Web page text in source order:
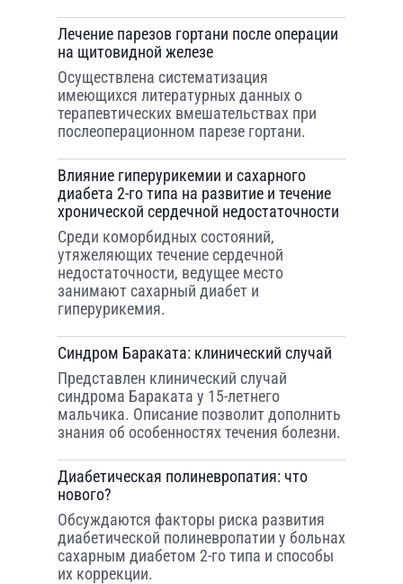
Лечение парезов гортани после операции
на щитовидной железе
Осуществлена систематизация
имеющихся литературных данных о
терапевтических вмешательствах при
послеоперационном парезе гортани.
Влияние гиперурикемии и сахарного
диабета 2-го типа на развитие и течение
хронической сердечной недостаточности
Среди коморбидных состояний,
утяжеляющих течение сердечной
недостаточности, ведущее место
занимают сахарный диабет и
гиперурикемия.
Синдром Бараката: клинический случай
Представлен клинический случай
синдрома Бараката у 15-летнего
мальчика. Описание позволит дополнить
знания об особенностях течения болезни.
Диабетическая полиневропатия: что
нового?
Обсуждаются факторы риска развития
диабетической полиневропатии у больнах
сахарным диабетом 2-го типа и способы
их коррекции.